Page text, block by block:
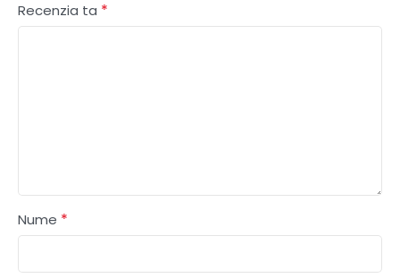
Recenzia ta *
Nume *